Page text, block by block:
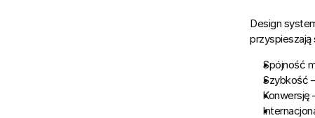
Design
przyspieszają
Spójność
Szybkość
Konwersję